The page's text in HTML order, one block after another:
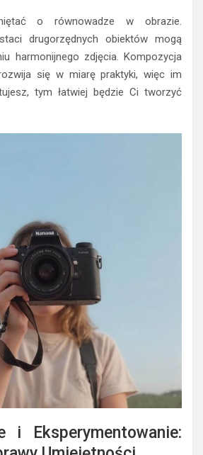
o równowadze w obrazie.
drugorzędnych obiektów mogą
harmonijnego zdjęcia. Kompozycja
się w miarę praktyki, więc im
tym łatwiej będzie Ci tworzyć
i Eksperymentowanie: